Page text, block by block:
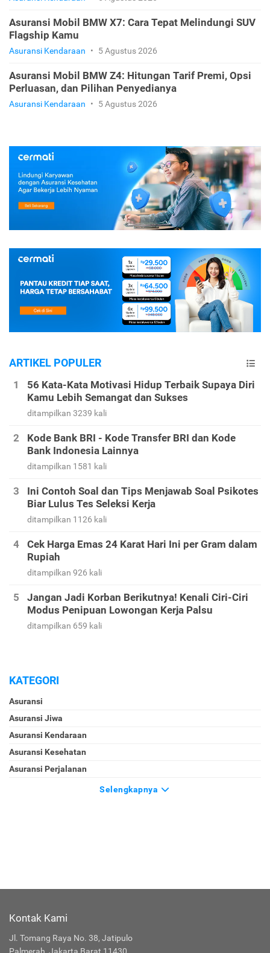
Asuransi Mobil BMW X7: Cara Tepat Melindungi SUV
Flagship Kamu
Asuransi Kendaraan • 5 Agustus 2026
Asuransi Mobil BMW Z4: Hitungan Tarif Premi, Opsi
Perluasan, dan Pilihan Penyedianya
Asuransi Kendaraan • 5 Agustus 2026
ARTIKEL POPULER
56 Kata-Kata Motivasi Hidup Terbaik Supaya Diri
Kamu Lebih Semangat dan Sukses
ditampilkan 3239 kali
Kode Bank BRI - Kode Transfer BRI dan Kode
Bank Indonesia Lainnya
ditampilkan 1581 kali
Ini Contoh Soal dan Tips Menjawab Soal Psikotes
Biar Lulus Tes Seleksi Kerja
ditampilkan 1126 kali
Cek Harga Emas 24 Karat Hari Ini per Gram dalam
Rupiah
ditampilkan 926 kali
Jangan Jadi Korban Berikutnya! Kenali Ciri-Ciri
Modus Penipuan Lowongan Kerja Palsu
ditampilkan 659 kali
KATEGORI
Asuransi
Asuransi Jiwa
Asuransi Kendaraan
Asuransi Kesehatan
Asuransi Perjalanan
Selengkapnya
Kontak Kami
Jl. Tomang Raya No. 38, Jatipulo